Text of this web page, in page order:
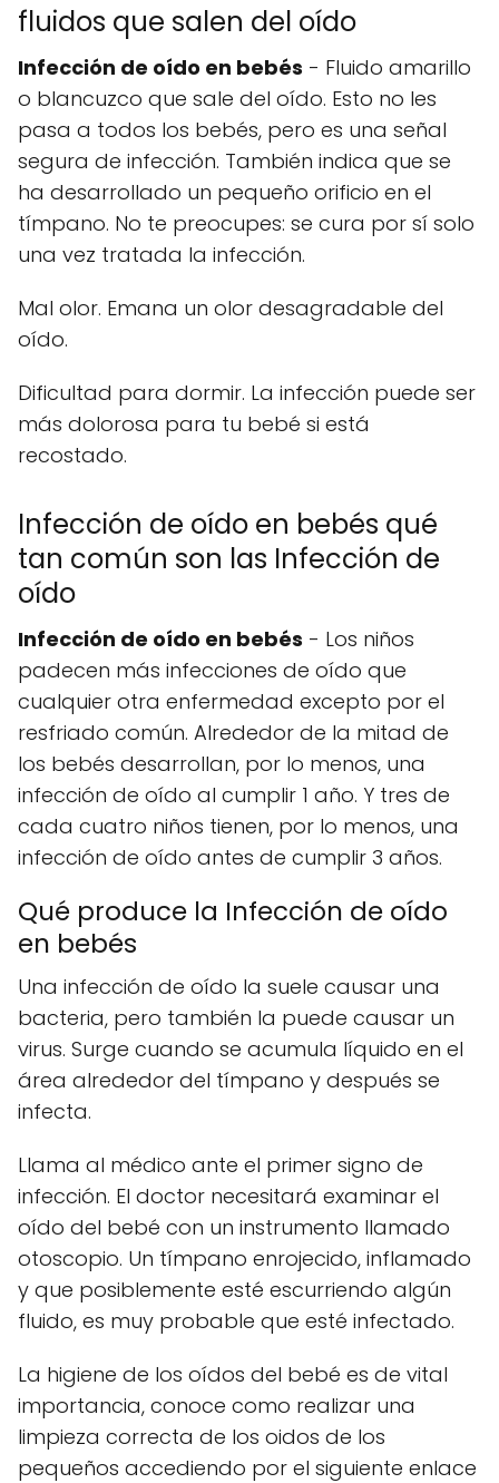
fluidos que salen del oído
Infección de oído en bebés - Fluido amarillo
o blancuzco que sale del oído. Esto no les
pasa a todos los bebés, pero es una señal
segura de infección. También indica que se
ha desarrollado un pequeño orificio en el
tímpano. No te preocupes: se cura por sí solo
una vez tratada la infección.
Mal olor. Emana un olor desagradable del
oído.
Dificultad para dormir. La infección puede ser
más dolorosa para tu bebé si está
recostado.
Infección de oído en bebés qué
tan común son las Infección de
oído
Infección de oído en bebés - Los niños
padecen más infecciones de oído que
cualquier otra enfermedad excepto por el
resfriado común. Alrededor de la mitad de
los bebés desarrollan, por lo menos, una
infección de oído al cumplir 1 año. Y tres de
cada cuatro niños tienen, por lo menos, una
infección de oído antes de cumplir 3 años.
Qué produce la Infección de oído
en bebés
Una infección de oído la suele causar una
bacteria, pero también la puede causar un
virus. Surge cuando se acumula líquido en el
área alrededor del tímpano y después se
infecta.
Llama al médico ante el primer signo de
infección. El doctor necesitará examinar el
oído del bebé con un instrumento llamado
otoscopio. Un tímpano enrojecido, inflamado
y que posiblemente esté escurriendo algún
fluido, es muy probable que esté infectado.
La higiene de los oídos del bebé es de vital
importancia, conoce como realizar una
limpieza correcta de los oidos de los
pequeños accediendo por el siguiente enlace